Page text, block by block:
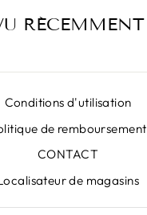
RÉCEMMENT
Conditions d'utilisation
de remboursement
CONTACT
de magasins